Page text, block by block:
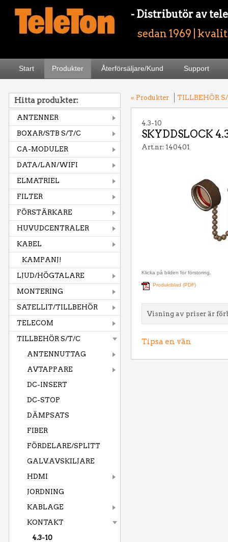
- Distributör av
sedan 1969 |
Start Produkter Återförsäljare/Kund Support
Hitta produkter:
ANTENNER
BOXAR/STB S/T/C
CA-MODULER
DATA/LAN/WIFI
ELMATRIEL
FILTER
FÖRSTÄRKARE
HUVUDCENTRALER
KABEL
KAMPANJ!
LJUD/HÖGTALARE
MONTERING
SATELLIT/TILLBEHÖR
TELECOM
TILLBEHÖR S/T/C
ANTENNUTTAG
AVTAPPARE
DC-INSERT
DC-STOP
DÄMPSATS
FIBER
FÖRDELARE/SPLITT
GALV.AVSKILJARE
HDMI
JORDNING
KABLAGE
KONTAKT
4.3-10
« Produkter TILLBEHÖR
4.3-10
SKYDDSLOCK
Art.nr: 140401
Klicka på bilden för förstoring.
Produktblad (PDF)
Visning av priser är
Tipsa en vän